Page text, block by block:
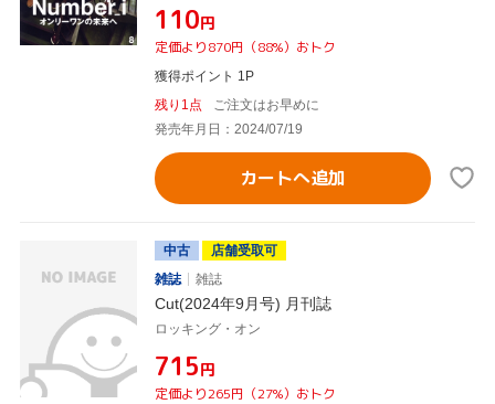
¥110円
定価より870円（88%）おトク
獲得ポイント 1P
残り1点
ご注文はお早めに
発売年月日：2024/07/19
カートへ追加
中古
店舗受取可
雑誌
雑誌
Cut(2024年9月号) 月刊誌
ロッキング・オン
¥715円
定価より265円（27%）おトク